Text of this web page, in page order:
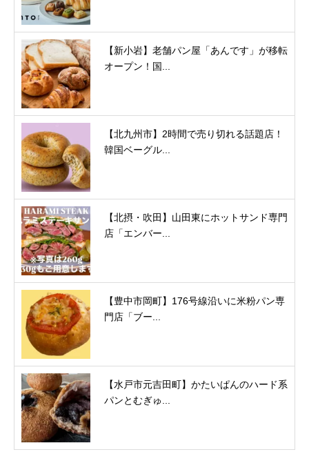
【新小岩】老舗パン屋「あんです」が移転
オープン！国...
【北九州市】2時間で売り切れる話題店！
韓国ベーグル...
【北摂・吹田】山田東にホットサンド専門
店「エンバー...
【豊中市岡町】176号線沿いに米粉パン専
門店「ブー...
【水戸市元吉田町】かたいぱんのハード系
パンとむぎゅ...